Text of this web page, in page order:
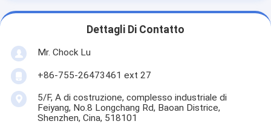
Dettagli Di Contatto
Mr. Chock Lu
+86-755-26473461 ext 27
5/F, A di costruzione, complesso industriale di
Feiyang, No.8 Longchang Rd, Baoan Districe,
Shenzhen, Cina, 518101